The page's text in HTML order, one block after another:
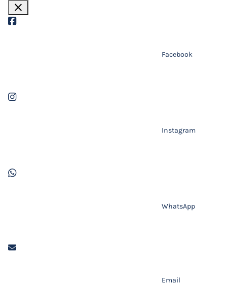
close
Facebook
Instagram
WhatsApp
Email